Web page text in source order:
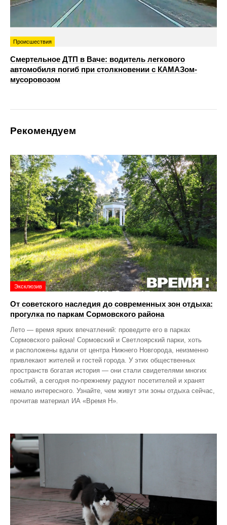
Происшествия
Смертельное ДТП в Ваче: водитель легкового
автомобиля погиб при столкновении с КАМАЗом-
мусоровозом
Рекомендуем
Эксклюзив
От советского наследия до современных зон отдыха:
прогулка по паркам Сормовского района
Лето — время ярких впечатлений: проведите его в парках
Сормовского района! Сормовский и Светлоярский парки, хоть
и расположены вдали от центра Нижнего Новгорода, неизменно
привлекают жителей и гостей города. У этих общественных
пространств богатая история — они стали свидетелями многих
событий, а сегодня по‑прежнему радуют посетителей и хранят
немало интересного. Узнайте, чем живут эти зоны отдыха сейчас,
прочитав материал ИА «Время Н».